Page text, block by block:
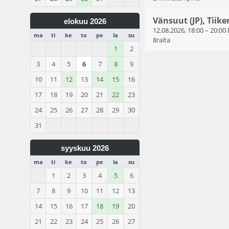
elokuu 2026
ma ti ke to pe la su
1
2
3
4 5 6 7 8
9
10
11 12 13 14 15
16
17
18 19 20 21 22
23
24
25 26 27 28 29
30
31
syyskuu 2026
ma ti ke to pe la su
1 2 3 4 5
6
7
8 9 10 11 12
13
14
15 16 17 18 19
20
21
22 23 24 25 26 27
Vänsuut (JP),
12.08.2026, 18:00– 20:00
8raita